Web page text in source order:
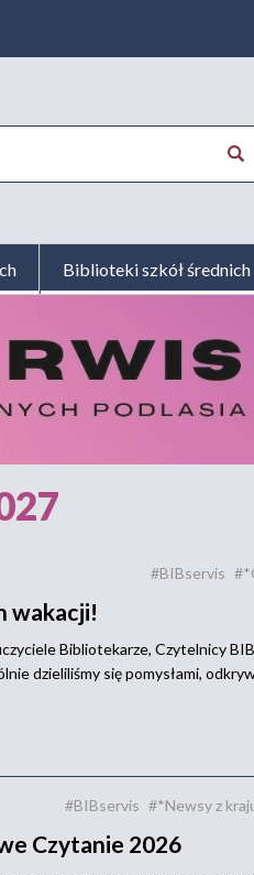
Biblioteki szkół średnich
#BIBservis
wakacji!
Bibliotekarze, Czytelnicy
dzieliliśmy się pomysłami,
#BIBservis #*Newsy z
Czytanie 2026